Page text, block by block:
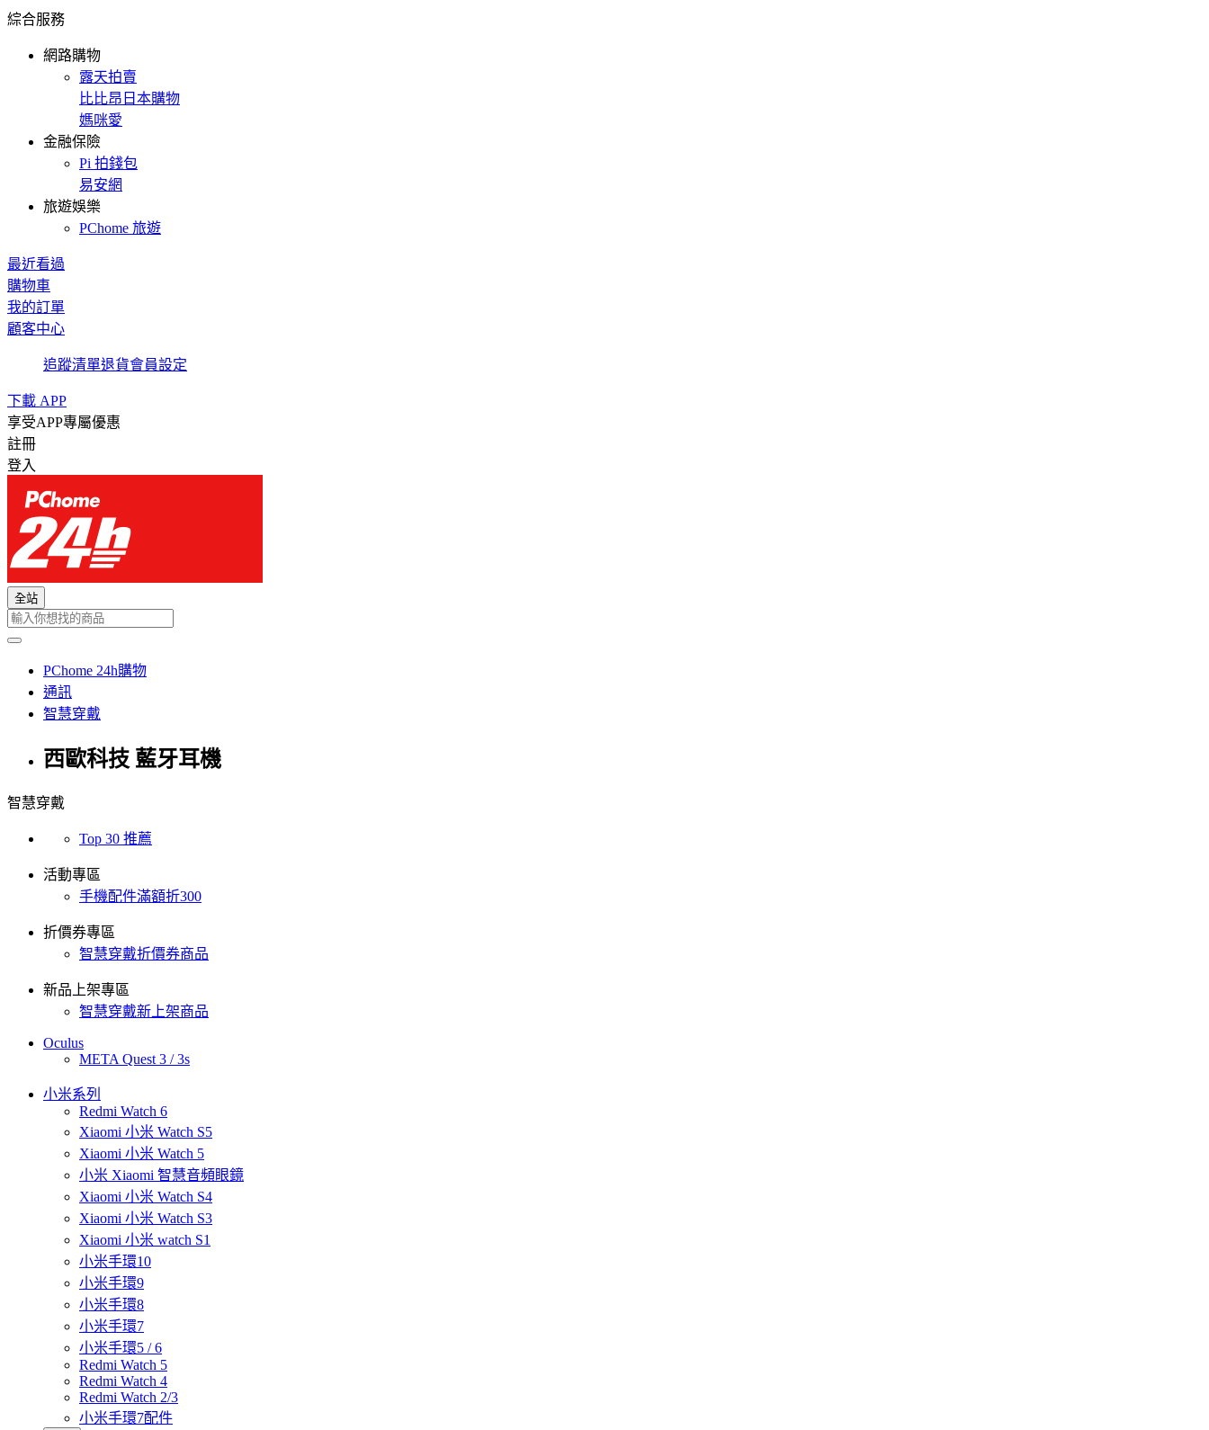
綜合服務
網路購物
露天拍賣
比比昂日本購物
媽咪愛
金融保險
Pi 拍錢包
易安網
旅遊娛樂
PChome 旅遊
最近看過
購物車
我的訂單
顧客中心
追蹤清單退貨會員設定
下載 APP
享受APP專屬優惠
註冊
登入
全站
PChome 24h購物
通訊
智慧穿戴
西歐科技 藍牙耳機
智慧穿戴
Top 30 推薦
活動專區
手機配件滿額折300
折價券專區
智慧穿戴折價券商品
新品上架專區
智慧穿戴新上架商品
Oculus
META Quest 3 / 3s
小米系列
Redmi Watch 6
Xiaomi 小米 Watch S5
Xiaomi 小米 Watch 5
小米 Xiaomi 智慧音頻眼鏡
Xiaomi 小米 Watch S4
Xiaomi 小米 Watch S3
Xiaomi 小米 watch S1
小米手環10
小米手環9
小米手環8
小米手環7
小米手環5 / 6
Redmi Watch 5
Redmi Watch 4
Redmi Watch 2/3
小米手環7配件